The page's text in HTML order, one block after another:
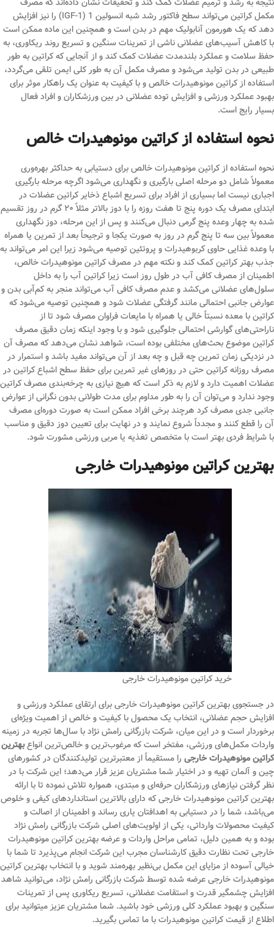
مکمل کراتین می‌تواند سطح فاکتور رشد شبه انسولین 1 (IGF-1) را نیز افزایش
دهد که یک هورمون آنابولیک مهم در بدن است و همچنین این ماده ممکن است
با کاهش آسیب‌های عضلانی ناشی از تمرینات سنگین و تسریع روند ریکاوری، به
حفظ سلامت و عملکرد بلندمدت عضلات کمک کند و از آنجایی که کراتین به طور
طبیعی در بدن تولید می‌شود و مصرف مکمل آن به طور کلی ایمن تلقی می‌گردد،
استفاده از کراتین مونوهیدرات خالص و با کیفیت به عنوان یک راهکار موثر برای
بهبود عملکرد ورزشی و افزایش توده عضلانی در بین ورزشکاران و افراد فعال
بسیار رایج است.
نحوه استفاده از کراتین مونوهیدرات خالص
نحوه استفاده از کراتین مونوهیدرات خالص برای دستیابی به حداکثر بهره‌وری
معمولاً شامل دو مرحله اصلی بارگیری و نگهداری می‌شود اگرچه مرحله بارگیری
اجباری نیست اما بسیاری از افراد برای تسریع اشباع ذخایر کراتین عضلات در
ابتدای مصرف یک دوره پنج تا هفت روزه را با دوز بالاتر مثلاً ۲۰ گرم در روز تقسیم
شده به چهار وعده پنج گرمی دنبال می‌کنند و پس از این مرحله، دوز نگهداری
معمولاً بین سه تا پنج گرم در روز به صورت یکجا و ترجیحاً بعد از تمرین یا همراه
با وعده غذایی حاوی کربوهیدرات و پروتئین توصیه می‌شود زیرا این امر می‌تواند به
جذب بهتر کراتین کمک کند و نکته مهم در مصرف کراتین مونوهیدرات خالص،
اطمینان از مصرف کافی آب در طول روز است زیرا کراتین آب را به داخل
سلول‌های عضلانی می‌کشد و عدم مصرف کافی آب می‌تواند منجر به کم‌آبی بدن و
عوارض جانبی احتمالی مانند گرفتگی عضلات شود و همچنین توصیه می‌شود که
کراتین با معده نسبتاً خالی یا همراه با مایعات فراوان مصرف شود تا از
ناراحتی‌های گوارشی احتمالی جلوگیری شود و با وجود اینکه زمان دقیق مصرف
کراتین موضوع بحث‌های مختلفی بوده است، شواهد نشان می‌دهد که مصرف آن
در نزدیکی زمان تمرین چه قبل و چه بعد از آن می‌تواند مفید باشد و استمرار در
مصرف روزانه کراتین حتی در روزهای غیر تمرین برای حفظ سطح اشباع کراتین در
عضلات اهمیت دارد و لازم به ذکر است که هیچ نیازی به چرخه‌بندی مصرف کراتین
وجود ندارد و می‌توان آن را به طور مداوم برای مدت طولانی بدون نگرانی از عوارض
جانبی جدی مصرف کرد هرچند برخی افراد ممکن است به صورت دوره‌ای مصرف
آن را قطع کنند و مجدداً شروع نمایند و در نهایت برای تعیین دوز دقیق و مناسب
با شرایط فردی بهتر است با متخصص تغذیه یا مربی ورزشی مشورت شود.
بهترین کراتین مونوهیدرات خارجی
خرید کراتین مونوهیدرات خارجی
در جستجوی بهترین کراتین مونوهیدرات خارجی برای ارتقای عملکرد ورزشی و
افزایش حجم عضلانی، انتخاب یک محصول با کیفیت و خالص از اهمیت ویژه‌ای
برخوردار است و در این میان، شرکت بازرگانی رامش نژاد با سال‌ها تجربه در زمینه
واردات مکمل‌های ورزشی، مفتخر است که مرغوب‌ترین و خالص‌ترین انواعبهترین
کراتین مونوهیدرات خارجی را مستقیماً از معتبرترین تولیدکنندگان در کشورهای
چین و آلمان تهیه و در اختیار شما مشتریان عزیز قرار می‌دهد؛ این شرکت با در
نظر گرفتن نیازهای ورزشکاران حرفه‌ای و مبتدی، همواره تلاش نموده تا با ارائه
بهترین کراتین مونوهیدرات خارجی که دارای بالاترین استانداردهای کیفی و خلوص
می‌باشد، شما را در دستیابی به اهدافتان یاری رساند و اطمینان از اصالت و
کیفیت محصولات وارداتی، یکی از اولویت‌های اصلی شرکت بازرگانی رامش نژاد
بوده و به همین دلیل، تمامی مراحل واردات و عرضه بهترین کراتین مونوهیدرات
خارجی تحت نظارت دقیق کارشناسان مجرب این شرکت انجام می‌پذیرد تا شما با
خیالی آسوده از مزایای این مکمل بی‌نظیر بهره‌مند شوید و با انتخاب بهترین کراتین
مونوهیدرات خارجی عرضه شده توسط شرکت بازرگانی رامش نژاد، می‌توانید شاهد
افزایش چشمگیر قدرت و استقامت عضلانی، تسریع ریکاوری پس از تمرینات
سنگین و بهبود عملکرد کلی ورزشی خود باشید. شما مشتریان عزیز میتوانید برای
اطلاع از قیمت کراتین مونوهیدرات با ما تماس بگیرید.